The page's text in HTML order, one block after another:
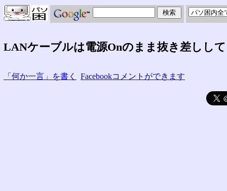
LANケーブルは電源Onのまま抜き差しし
「何か一言」を書く Facebookコメントができます